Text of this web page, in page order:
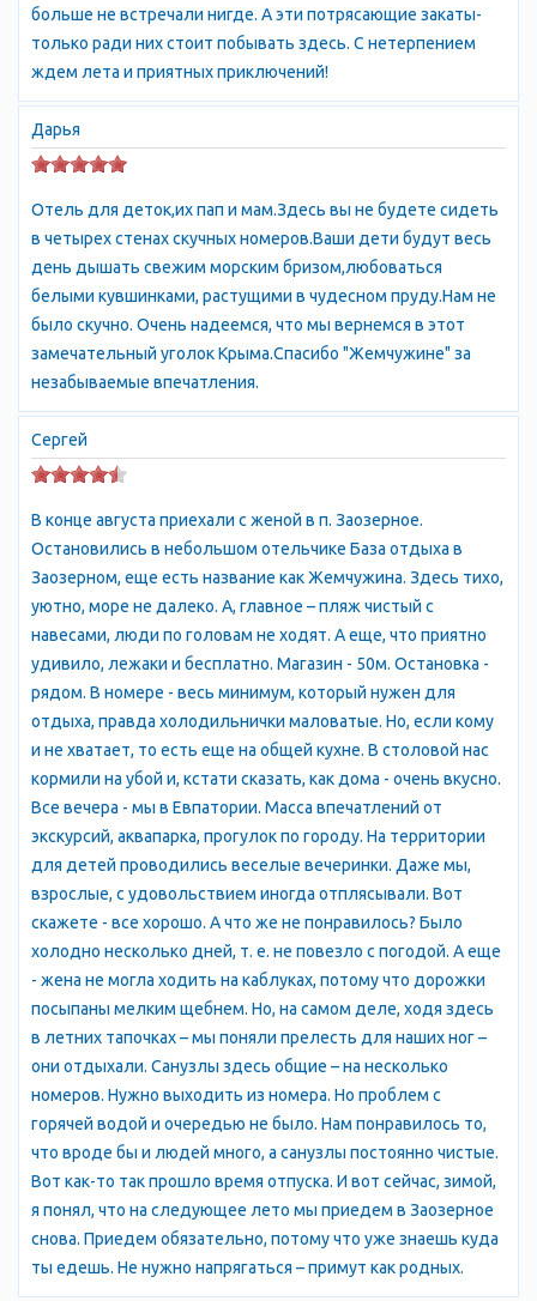
больше не встречали нигде. А эти потрясающие закаты-
только ради них стоит побывать здесь. С нетерпением
ждем лета и приятных приключений!
Дарья
Отель для деток,их пап и мам.Здесь вы не будете сидеть
в четырех стенах скучных номеров.Ваши дети будут весь
день дышать свежим морским бризом,любоваться
белыми кувшинками, растущими в чудесном пруду.Нам не
было скучно. Очень надеемся, что мы вернемся в этот
замечательный уголок Крыма.Спасибо "Жемчужине" за
незабываемые впечатления.
Сергей
В конце августа приехали с женой в п. Заозерное.
Остановились в небольшом отельчике База отдыха в
Заозерном, еще есть название как Жемчужина. Здесь тихо,
уютно, море не далеко. А, главное – пляж чистый с
навесами, люди по головам не ходят. А еще, что приятно
удивило, лежаки и бесплатно. Магазин - 50м. Остановка -
рядом. В номере - весь минимум, который нужен для
отдыха, правда холодильнички маловатые. Но, если кому
и не хватает, то есть еще на общей кухне. В столовой нас
кормили на убой и, кстати сказать, как дома - очень вкусно.
Все вечера - мы в Евпатории. Масса впечатлений от
экскурсий, аквапарка, прогулок по городу. На территории
для детей проводились веселые вечеринки. Даже мы,
взрослые, с удовольствием иногда отплясывали. Вот
скажете - все хорошо. А что же не понравилось? Было
холодно несколько дней, т. е. не повезло с погодой. А еще
- жена не могла ходить на каблуках, потому что дорожки
посыпаны мелким щебнем. Но, на самом деле, ходя здесь
в летних тапочках – мы поняли прелесть для наших ног –
они отдыхали. Санузлы здесь общие – на несколько
номеров. Нужно выходить из номера. Но проблем с
горячей водой и очередью не было. Нам понравилось то,
что вроде бы и людей много, а санузлы постоянно чистые.
Вот как-то так прошло время отпуска. И вот сейчас, зимой,
я понял, что на следующее лето мы приедем в Заозерное
снова. Приедем обязательно, потому что уже знаешь куда
ты едешь. Не нужно напрягаться – примут как родных.